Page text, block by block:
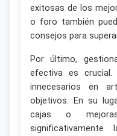
exitosas de los
o foro también
consejos para
Por último,
efectiva es
innecesarios en
objetivos. En su
cajas o